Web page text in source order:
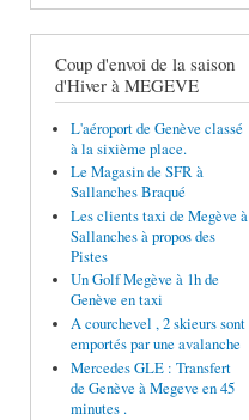
Coup d'envoi de la saison
d'Hiver à MEGEVE
L'aéroport de Genève classé
à la sixième place.
Le Magasin de SFR à
Sallanches Braqué
Les clients taxi de Megève à
Sallanches à propos des
Pistes
Un Golf Megève à 1h de
Genève en taxi
A courchevel , 2 skieurs sont
emportés par une avalanche
Mercedes GLE : Transfert
de Genève à Megeve en 45
minutes .